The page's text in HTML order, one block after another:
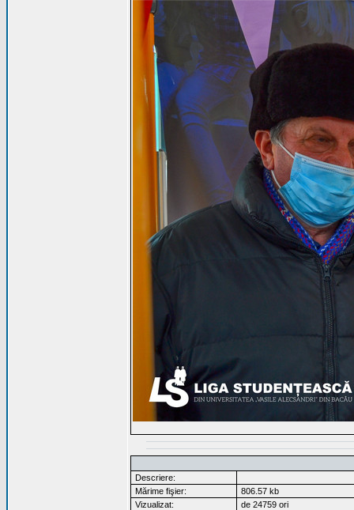
Descriere:
Mărime fişier:
806.57 kb
Vizualizat:
de 24759 ori